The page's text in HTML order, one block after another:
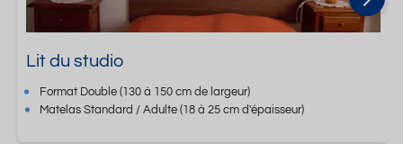
Lit du studio
Format Double (130 à 150 cm de largeur)
Matelas Standard / Adulte(18 à 25 cm d'épaisseur)